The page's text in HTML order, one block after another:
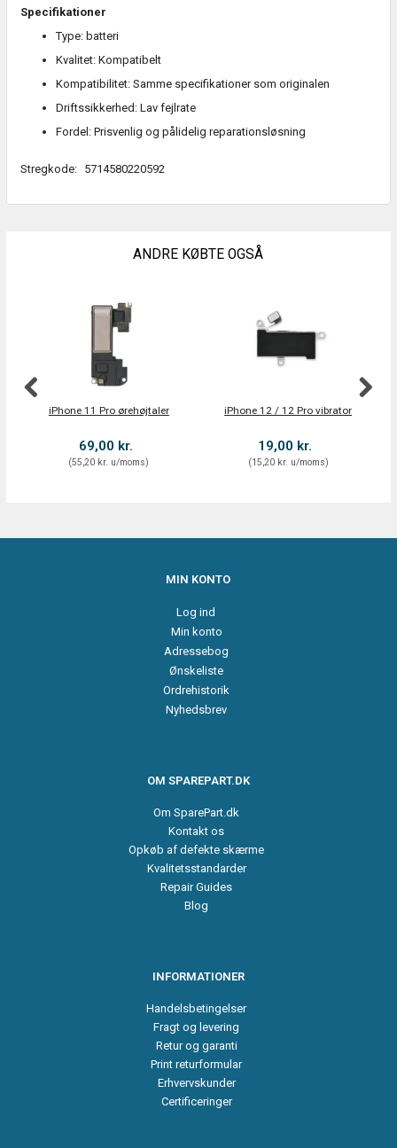
Specifikationer
Type: batteri
Kvalitet: Kompatibelt
Kompatibilitet: Samme specifikationer som originalen
Driftssikkerhed: Lav fejlrate
Fordel: Prisvenlig og pålidelig reparationsløsning
Stregkode: 5714580220592
ANDRE KØBTE OGSÅ
iPhone 11 Pro ørehøjtaler
69,00 kr.
(55,20 kr. u/moms)
iPhone 12 / 12 Pro vibrator
19,00 kr.
(15,20 kr. u/moms)
MIN KONTO
Log ind
Min konto
Adressebog
Ønskeliste
Ordrehistorik
Nyhedsbrev
OM SPAREPART.DK
Om SparePart.dk
Kontakt os
Opkøb af defekte skærme
Kvalitetsstandarder
Repair Guides
Blog
INFORMATIONER
Handelsbetingelser
Fragt og levering
Retur og garanti
Print returformular
Erhvervskunder
Certificeringer